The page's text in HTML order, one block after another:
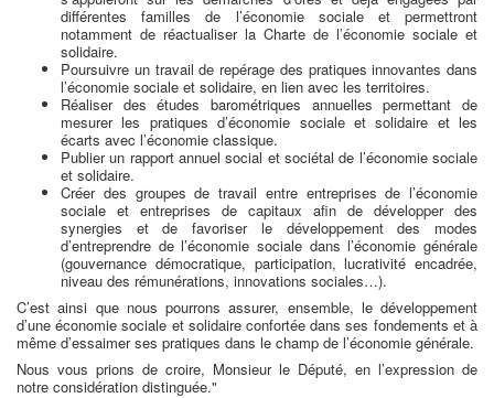
différentes familles de l’économie sociale et permettront
notamment de réactualiser la Charte de l’économie sociale et
solidaire.
Poursuivre un travail de repérage des pratiques innovantes dans
l’économie sociale et solidaire, en lien avec les territoires.
Réaliser des études barométriques annuelles permettant de
mesurer les pratiques d’économie sociale et solidaire et les
écarts avec l’économie classique.
Publier un rapport annuel social et sociétal de l’économie sociale
et solidaire.
Créer des groupes de travail entre entreprises de l’économie
sociale et entreprises de capitaux afin de développer des
synergies et de favoriser le développement des modes
d’entreprendre de l’économie sociale dans l’économie générale
(gouvernance démocratique, participation, lucrativité encadrée,
niveau des rémunérations, innovations sociales…).
C’est ainsi que nous pourrons assurer, ensemble, le développement
d’une économie sociale et solidaire confortée dans ses fondements et à
même d’essaimer ses pratiques dans le champ de l’économie générale.
Nous vous prions de croire, Monsieur le Député, en l’expression de
notre considération distinguée."